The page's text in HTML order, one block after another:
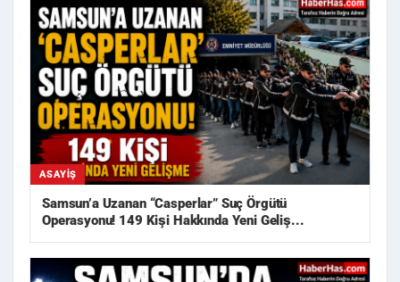
ASAYIŞ
Samsun’a Uzanan “Casperlar” Suç Örgütü
Operasyonu! 149 Kişi Hakkında Yeni Geliş...